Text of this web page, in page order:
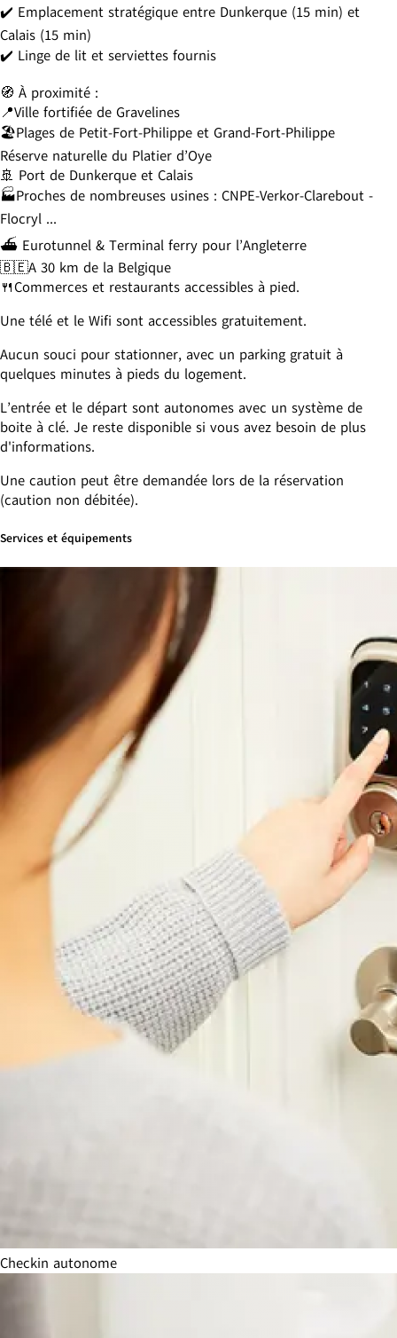
✔️ Emplacement stratégique entre Dunkerque (15 min) et
Calais (15 min)
✔️ Linge de lit et serviettes fournis
🧭 À proximité :
📍Ville fortifiée de Gravelines
🏖️Plages de Petit-Fort-Philippe et Grand-Fort-Philippe
Réserve naturelle du Platier d’Oye
🚢 Port de Dunkerque et Calais
🏭Proches de nombreuses usines : CNPE-Verkor-Clarebout -
Flocryl ...
⛴️ Eurotunnel & Terminal ferry pour l’Angleterre
🇧🇪A 30 km de la Belgique
🍴Commerces et restaurants accessibles à pied.
Une télé et le Wifi sont accessibles gratuitement.
Aucun souci pour stationner, avec un parking gratuit à
quelques minutes à pieds du logement.
L’entrée et le départ sont autonomes avec un système de
boite à clé. Je reste disponible si vous avez besoin de plus
d'informations.
Une caution peut être demandée lors de la réservation
(caution non débitée).
Services et équipements
Checkin autonome